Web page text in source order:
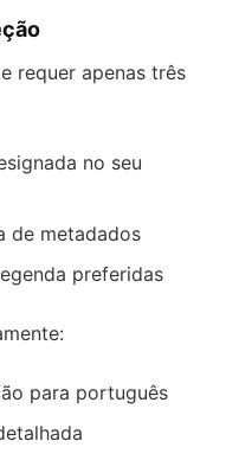
requer apenas três
no seu
de metadados
preferidas
para português